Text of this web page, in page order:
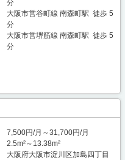
分
大阪市営谷町線 南森町駅 徒歩 5
分
大阪市営堺筋線 南森町駅 徒歩 5
分
7,500円/月～31,700円/月
2.5m²～13.38m²
大阪府大阪市淀川区加島四丁目